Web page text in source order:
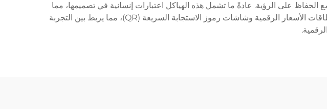
الحفاظ على الرؤية. عادةً ما تشمل هذه الهياكل اعتبارات إنسانية في تصميمها، مما
يسهل الوصول إلى المنتجات لكل من الموظفين والعملاء. قد تتضمن النماذج المتقدمة حاملات بطاقات الأسعار الرقمية وشاشات رموز الاستجابة السريعة (QR)، مما يربط بين التجربة